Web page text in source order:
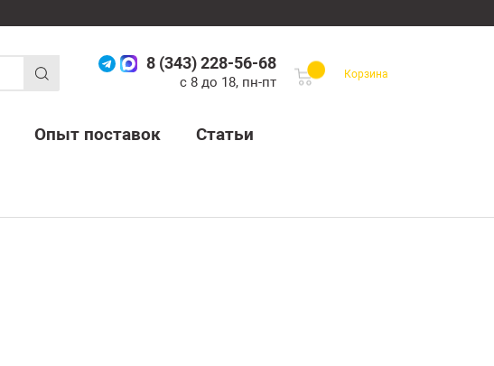
8 (343) 228-56-68
с 8 до 18, пн-пт
Корзина
Опыт поставок Статьи